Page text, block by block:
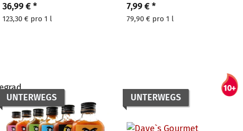
ml
36,99 €*
123,30 € pro 1 l
100 ml
7,99 €*
79,90 € pro 1 l
UNTERWEGS UNTERWEGS